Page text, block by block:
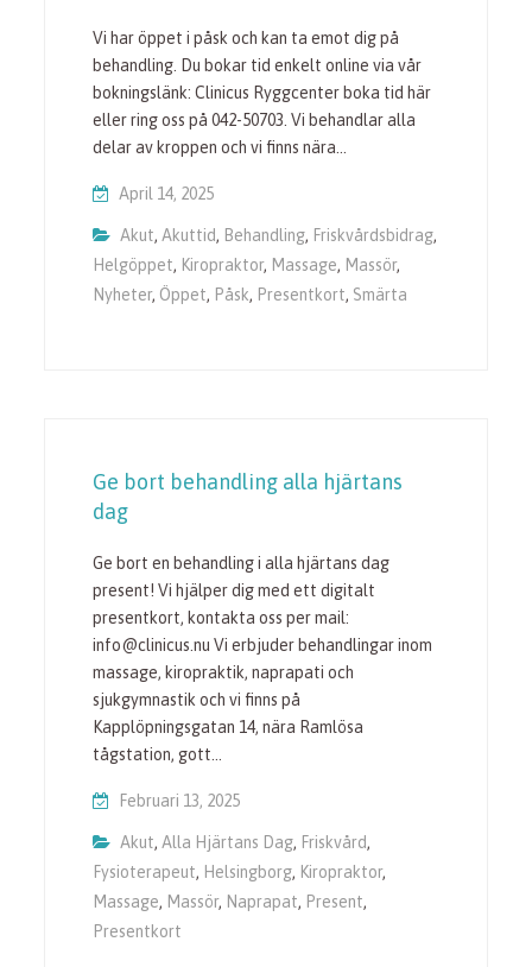
Vi har öppet i påsk och kan ta emot dig på
behandling. Du bokar tid enkelt online via vår
bokningslänk: Clinicus Ryggcenter boka tid här
eller ring oss på 042-50703. Vi behandlar alla
delar av kroppen och vi finns nära…
April 14, 2025
Akut,Akuttid, Behandling, Friskvårdsbidrag,
Helgöppet, Kiropraktor, Massage, Massör,
Nyheter, Öppet, Påsk, Presentkort, Smärta
Ge bort behandling alla hjärtans
dag
Ge bort en behandling i alla hjärtans dag
present! Vi hjälper dig med ett digitalt
presentkort, kontakta oss per mail:
info@clinicus.nu Vi erbjuder behandlingar inom
massage, kiropraktik, naprapati och
sjukgymnastik och vi finns på
Kapplöpningsgatan 14, nära Ramlösa
tågstation, gott…
Februari 13, 2025
Akut,Alla Hjärtans Dag, Friskvård,
Fysioterapeut, Helsingborg, Kiropraktor,
Massage, Massör, Naprapat, Present,
Presentkort